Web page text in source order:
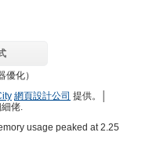
優化）
網頁設計公司 提供。│
佬.
usage peaked at 2.25